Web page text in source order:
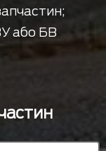
або БВ